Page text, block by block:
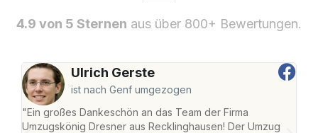
4.9 von 5 Sternen aus über 800+ Bewertungen.
Ulrich Gerste
ist nach Genf umgezogen
"Ein großes Dankeschön an das Team der Firma
Umzugskönig Dresner aus Recklinghausen! Der Umzug